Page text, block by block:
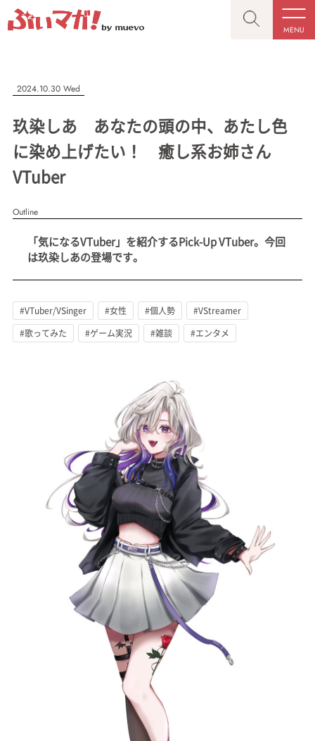
MENU
CLOSE
記事を検索する
#VTuber/VSinger #男性 #女性 #バ美肉 #男の娘
#獣系 #動物系 #企業公式 #個人勢
CLOSE
“推しへの応援を形にする”VTuber専門メディア
記事一覧
プレスリリース一覧
会社概要
お問い合わせ
記事リクエスト
muevoクラウドファンディング
muevoコミュニティ
ぶいクラ！by muevo
Official SNS
2024.10.30 Wed
玖染しあ あなたの頭の中、あたし色
に染め上げたい！ 癒し系お姉さん
VTuber
Outline
「気になるVTuber」を紹介するPick-Up VTuber。今回
は玖染しあの登場です。
#VTuber/VSinger #女性 #個人勢
#VStreamer
#歌ってみた
#ゲーム実況 #雑談 #エンタメ